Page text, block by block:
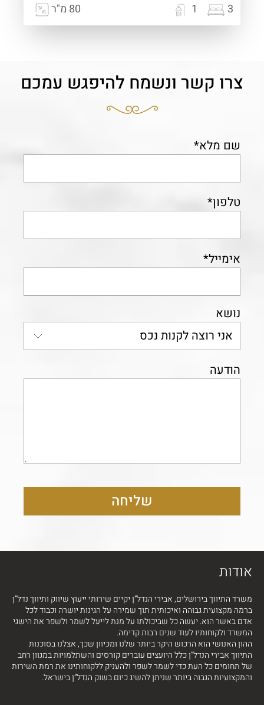
3
1 80 מ"ר
צרו קשר ונשמח להיפגש עמכם
שם מלא*
טלפון*
אימייל*
נושא
הודעה
שליחה
אודות
משרד התיווך בירושלים, אבירי הנדל”ן יקיים שירותי ייעוץ שיווק ותיווך נדל”ן
ברמה מקצועית גבוהה ואיכותית תוך שמירה על הגינות יושרה וכבוד לכל
אדם באשר הוא. יעשה כל שביכולתו על מנת לייעל לשמר ולשפר את הישגי
המשרד ולקוחותיו לעוד שנים רבות קדימה.
ההון האנושי הוא הרכוש היקר ביותר שלנו ומכיוון שכך, אצלנו בסוכנות
התיווך אבירי הנדל”ן כלל היועצים עוברים קורסים והשתלמויות במגוון רחב
של תחומים כל העת כדי לשמר לשפר ולהעניק ללקוחותינו את רמת השירות
והמקצועיות הגבוה ביותר שניתן להשיג כיום בשוק הנדל”ן בישראל.